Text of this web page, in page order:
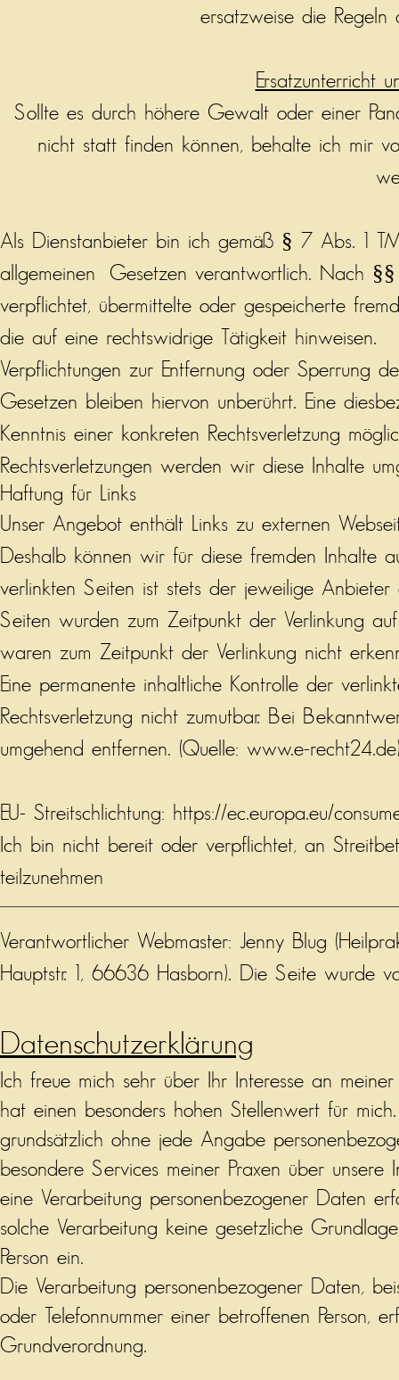
ersatzweise die
Ersatzunterricht
Sollte es durch höhere Gewalt oder einer
nicht statt finden können, behalte ich mir
Als Dienstanbieter bin ich gemäß § 7 Abs. 1
allgemeinen Gesetzen verantwortlich. Nach
verpflichtet, übermittelte oder gespeicherte
die auf eine rechtswidrige Tätigkeit hinweisen.
Verpflichtungen zur Entfernung oder Sperrung
Gesetzen bleiben hiervon unberührt. Eine
Kenntnis einer konkreten Rechtsverletzung
Rechtsverletzungen werden wir diese Inhalte
Haftung für Links
Unser Angebot enthält Links zu externen
Deshalb können wir für diese fremden Inhalte
verlinkten Seiten ist stets der jeweilige
Seiten wurden zum Zeitpunkt der Verlinkung
waren zum Zeitpunkt der Verlinkung nicht
Eine permanente inhaltliche Kontrolle der
Rechtsverletzung nicht zumutbar. Bei
umgehend entfernen. (Quelle: www.e-recht24.de
EU- Streitschlichtung: https://ec.europa.eu/
Ich bin nicht bereit oder verpflichtet, an
teilzunehmen
Verantwortlicher Webmaster: Jenny Blug
Hauptstr. 1, 66636 Hasborn). Die Seite wurde
Datenschutzerklärung
Ich freue mich sehr über Ihr Interesse an
hat einen besonders hohen Stellenwert für
grundsätzlich ohne jede Angabe
besondere Services meiner Praxen über
eine Verarbeitung personenbezogener Daten
solche Verarbeitung keine gesetzliche
Person ein.
Die Verarbeitung personenbezogener Daten,
oder Telefonnummer einer betroffenen Person,
Grundverordnung.